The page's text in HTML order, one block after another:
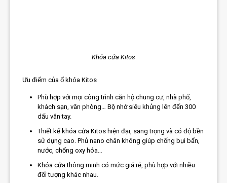
Khóa cửa Kitos
Ưu điểm của ổ khóa Kitos
Phù hợp với mọi công trình căn hộ chung cư, nhà phố,
khách sạn, văn phòng… Bộ nhớ siêu khủng lên đến 300
dấu vân tay.
Thiết kế khóa cửa Kitos hiện đại, sang trọng và có độ bền
sử dụng cao. Phủ nano chân không giúp chống bụi bẩn,
nước, chống oxy hóa…
Khóa cửa thông minh có mức giá rẻ, phù hợp với nhiều
đối tượng khác nhau.